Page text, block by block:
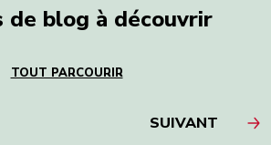
blog à découvrir
TOUT PARCOURIR
SUIVANT